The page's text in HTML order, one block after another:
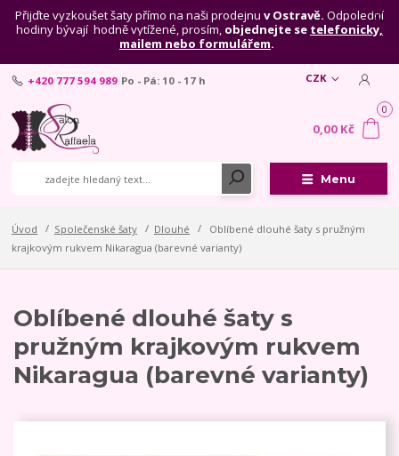
Přijďte vyzkoušet šaty přímo na naši prodejnu v Ostravě. Odpolední
hodiny bývají hodně vytížené, prosím, objednejte se telefonicky,
mailem nebo formulářem.
Menu
CZK
+420 777 594 989 Po - Pá: 10 - 17 h
0
0,00 Kč
Úvod Společenské šaty Dlouhé
Oblíbené dlouhé šaty s pružným
krajkovým rukvem Nikaragua (barevné varianty)
Oblíbené dlouhé šaty s
pružným krajkovým rukvem
Nikaragua (barevné varianty)